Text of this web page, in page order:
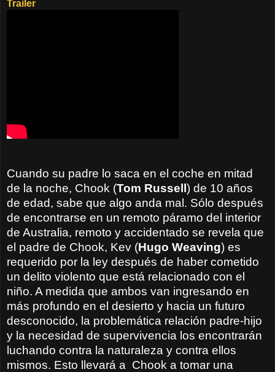
Trailer
Cuando su padre lo saca en el coche en mitad
de la noche, Chook (Tom Russell) de 10 años
de edad, sabe que algo anda mal. Sólo después
de encontrarse en un remoto páramo del interior
de Australia, remoto y accidentado se revela que
el padre de Chook, Kev (Hugo Weaving) es
requerido por la ley después de haber cometido
un delito violento que está relacionado con el
niño. A medida que ambos van ingresando en
más profundo en el desierto y hacia un futuro
desconocido, la problemática relación padre-hijo
y la necesidad de supervivencia los encontrarán
luchando contra la naturaleza y contra ellos
mismos. Esto llevará a Chook a tomar una